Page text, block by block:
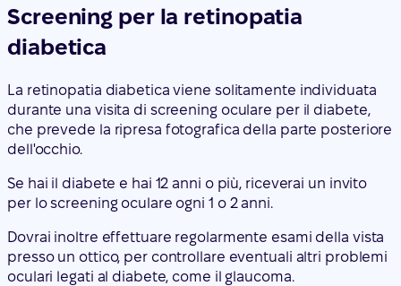
Screening per la retinopatia
diabetica
La retinopatia diabetica viene solitamente individuata
durante una visita di screening oculare per il diabete,
che prevede la ripresa fotografica della parte posteriore
dell'occhio.
Se hai il diabete e hai 12 anni o più, riceverai un invito
per lo screening oculare ogni 1 o 2 anni.
Dovrai inoltre effettuare regolarmente esami della vista
presso un ottico, per controllare eventuali altri problemi
oculari legati al diabete, come il glaucoma.